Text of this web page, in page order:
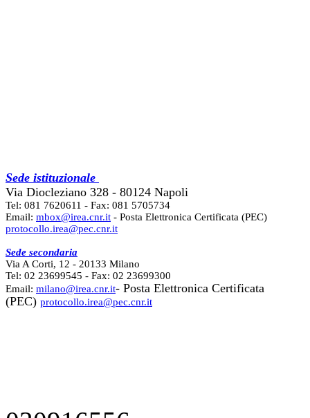
Sede istituzionale
Via Diocleziano 328 - 80124 Napoli
Tel: 081 7620611 - Fax: 081 5705734
Email: mbox@irea.cnr.it - Posta Elettronica Certificata (PEC)
protocollo.irea@pec.cnr.it
Sede secondaria
Via A Corti, 12 - 20133 Milano
Tel: 02 23699545 - Fax: 02 23699300
Email: milano@irea.cnr.it- Posta Elettronica Certificata
(PEC) protocollo.irea@pec.cnr.it